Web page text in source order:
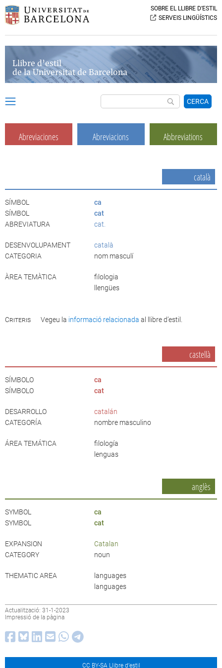
SOBRE EL LLIBRE D’ESTIL
SERVEIS LINGÜÍSTICS
Llibre d’estil
de la Universitat de Barcelona
CERCA
Abreviaciones Abreviacions Abbreviations
català
SÍMBOL
ca
SÍMBOL
cat
ABREVIATURA
cat.
DESENVOLUPAMENT
català
CATEGORIA
nom masculí
ÀREA TEMÀTICA
filologia
llengües
Criteris Vegeu la informació relacionada al llibre d’estil.
castellà
SÍMBOLO
ca
SÍMBOLO
cat
DESARROLLO
catalán
CATEGORÍA
nombre masculino
ÁREA TEMÁTICA
filología
lenguas
anglès
SYMBOL
ca
SYMBOL
cat
EXPANSION
Catalan
CATEGORY
noun
THEMATIC AREA
languages
languages
Actualització: 31-1-2023
Impressió de la pàgina
CC BY-SA Llibre d’estil